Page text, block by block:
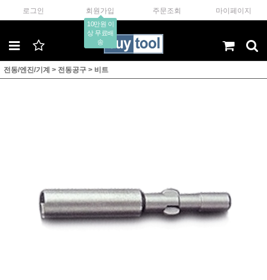
로그인 회원가입
10만원 이
상 무료배
송
주문조회 마이페이지
전동/엔진/기계 > 전동공구 > 비트